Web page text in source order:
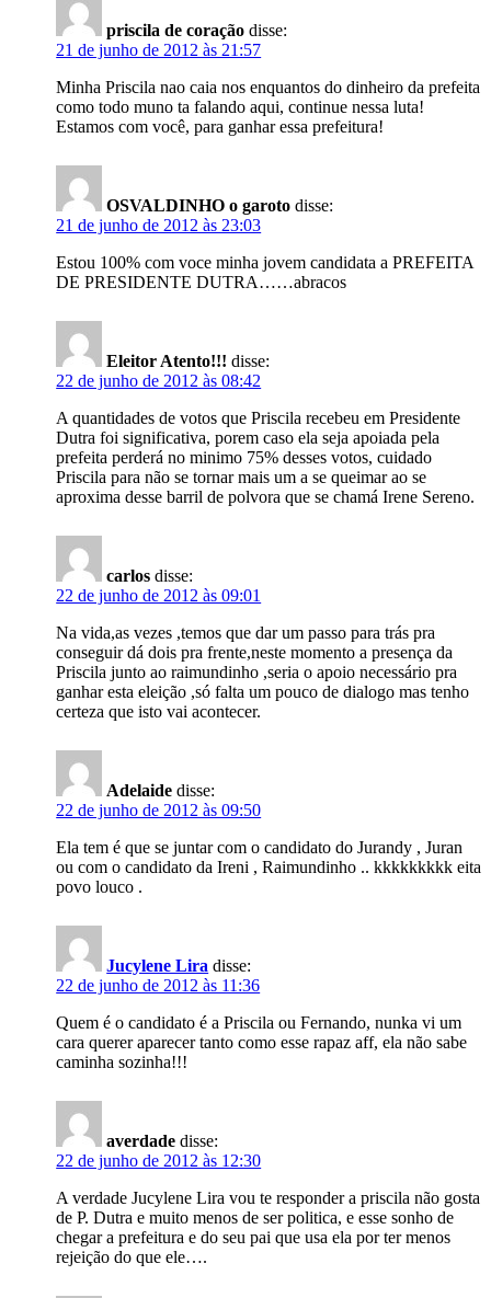
priscila de coração disse:
21 de junho de 2012 às 21:57
Minha Priscila nao caia nos enquantos do dinheiro da prefeita
como todo muno ta falando aqui, continue nessa luta!
Estamos com você, para ganhar essa prefeitura!
OSVALDINHO o garoto disse:
21 de junho de 2012 às 23:03
Estou 100% com voce minha jovem candidata a PREFEITA
DE PRESIDENTE DUTRA……abracos
Eleitor Atento!!! disse:
22 de junho de 2012 às 08:42
A quantidades de votos que Priscila recebeu em Presidente
Dutra foi significativa, porem caso ela seja apoiada pela
prefeita perderá no minimo 75% desses votos, cuidado
Priscila para não se tornar mais um a se queimar ao se
aproxima desse barril de polvora que se chamá Irene Sereno.
carlos disse:
22 de junho de 2012 às 09:01
Na vida,as vezes ,temos que dar um passo para trás pra
conseguir dá dois pra frente,neste momento a presença da
Priscila junto ao raimundinho ,seria o apoio necessário pra
ganhar esta eleição ,só falta um pouco de dialogo mas tenho
certeza que isto vai acontecer.
Adelaide disse:
22 de junho de 2012 às 09:50
Ela tem é que se juntar com o candidato do Jurandy , Juran
ou com o candidato da Ireni , Raimundinho .. kkkkkkkkk eita
povo louco .
Jucylene Lira disse:
22 de junho de 2012 às 11:36
Quem é o candidato é a Priscila ou Fernando, nunka vi um
cara querer aparecer tanto como esse rapaz aff, ela não sabe
caminha sozinha!!!
averdade disse:
22 de junho de 2012 às 12:30
A verdade Jucylene Lira vou te responder a priscila não gosta
de P. Dutra e muito menos de ser politica, e esse sonho de
chegar a prefeitura e do seu pai que usa ela por ter menos
rejeição do que ele….